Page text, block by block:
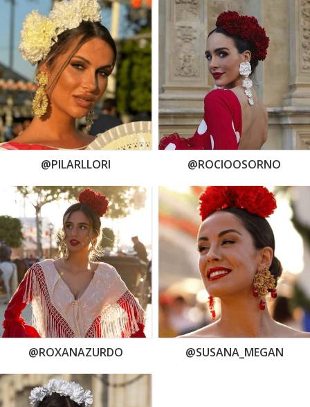
@PILARLLORI @ROCIOOSORNO
@ROXANAZURDO @SUSANA_MEGAN